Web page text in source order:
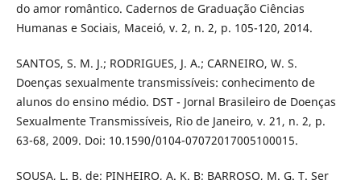
do amor romântico. Cadernos de Graduação Ciências
Humanas e Sociais, Maceió, v. 2, n. 2, p. 105-120, 2014.
SANTOS, S. M. J.; RODRIGUES, J. A.; CARNEIRO, W. S.
Doenças sexualmente transmissíveis: conhecimento de
alunos do ensino médio. DST - Jornal Brasileiro de Doenças
Sexualmente Transmissíveis, Rio de Janeiro, v. 21, n. 2, p.
63-68, 2009. Doi: 10.1590/0104-07072017005100015.
SOUSA, L. B. de; PINHEIRO, A. K. B; BARROSO, M. G. T. Ser